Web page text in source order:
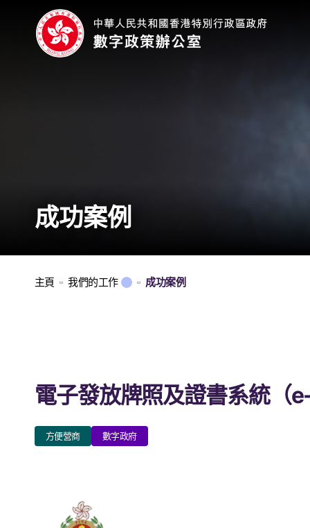
成功案例
主頁 我們的工作 成功案例
電子發放牌照及證書系統（
方便營商 數字政府